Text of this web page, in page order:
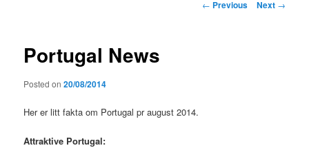
Post
← Previous Next →
Portugal News
Posted on20/08/2014
Her er litt fakta om Portugal pr august 2014.
Attraktive Portugal: